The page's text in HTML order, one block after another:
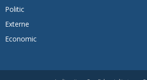
Politic
Externe
Economic